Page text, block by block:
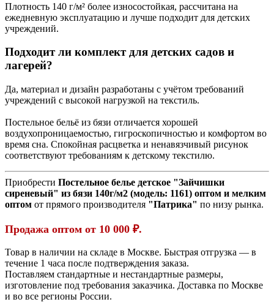
Плотность 140 г/м² более износостойкая, рассчитана на
ежедневную эксплуатацию и лучше подходит для детских
учреждений.
Подходит ли комплект для детских садов и
лагерей?
Да, материал и дизайн разработаны с учётом требований
учреждений с высокой нагрузкой на текстиль.
Постельное бельё из бязи отличается хорошей
воздухопроницаемостью, гигроскопичностью и комфортом во
время сна. Спокойная расцветка и ненавязчивый рисунок
соответствуют требованиям к детскому текстилю.
Приобрести Постельное белье детское "Зайчишки
сиреневый" из бязи 140г/м2 (модель: 1161) оптом и мелким
оптом от прямого производителя "Патрика" по низу рынка.
Продажа оптом от 10 000 ₽.
Товар в наличии на складе в Москве. Быстрая отгрузка — в
течение 1 часа после подтверждения заказа.
Поставляем стандартные и нестандартные размеры,
изготовление под требования заказчика. Доставка по Москве
и во все регионы России.